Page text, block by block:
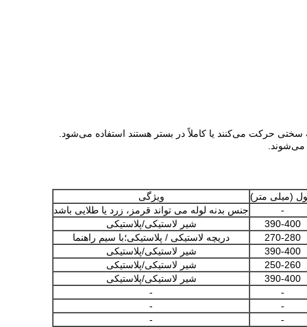
سختی حرکت می‌کنند یا کاملاً در بستر هستند استفاده می‌شود.
می‌شوند.
(میلی متر)
ویژگی
-
جنس بدنه لوله می تواند قرمز، زرد یا طلایی باشد
390-400
شیر لاستیکی/پلاستیکی
270-280
دریچه لاستیکی / پلاستیکی؛با سیم راهنما
390-400
شیر لاستیکی/پلاستیکی
250-260
شیر لاستیکی/پلاستیکی
390-400
شیر لاستیکی/پلاستیکی
-
-
-
-
-
-